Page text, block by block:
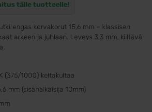
tälle tuotteelle!
korvakorut 15,6 mm – klassisen
arkeen ja juhlaan. Leveys 3,3 mm, kiiltävä
(375/1000) keltakultaa
mm (sisähalkaisija 10mm)